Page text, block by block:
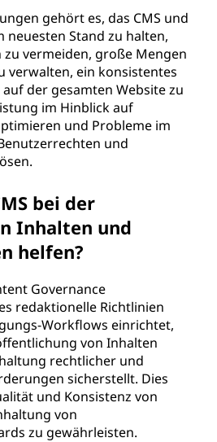
gehört es, das CMS und
neuesten Stand zu halten,
vermeiden, große Mengen
verwalten, ein konsistentes
der gesamten Website zu
im Hinblick auf
und Probleme im
und
bei der
Inhalten und
helfen?
Governance
redaktionelle Richtlinien
Workflows einrichtet,
von Inhalten
rechtlicher und
sicherstellt. Dies
und Konsistenz von
von
zu gewährleisten.